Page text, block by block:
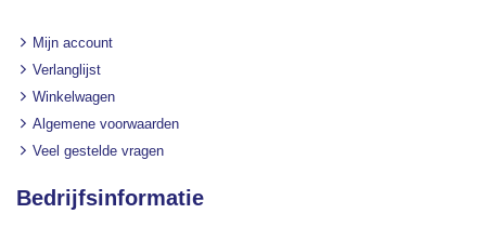
Mijn account
Verlanglijst
Winkelwagen
Algemene voorwaarden
Veel gestelde vragen
Bedrijfsinformatie